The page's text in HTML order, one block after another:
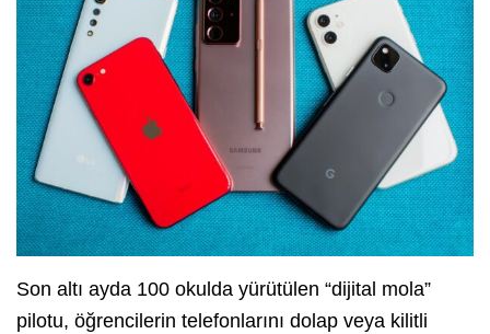
Son altı ayda 100 okulda yürütülen “dijital mola”
pilotu, öğrencilerin telefonlarını dolap veya kilitli